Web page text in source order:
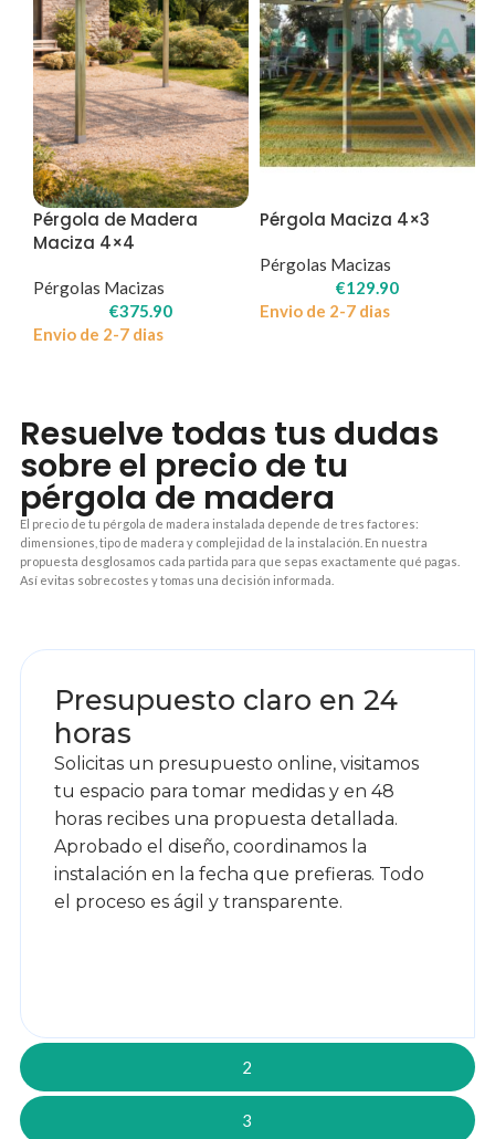
Pérgola de Madera
Maciza 4×4
Pérgolas Macizas
€375.90
Envio de 2-7 dias
Pérgola Maciza 4×3
Pérgolas Macizas
€129.90
Envio de 2-7 dias
Resuelve todas tus dudas
sobre el precio de tu
pérgola de madera
El precio de tu pérgola de madera instalada depende de tres factores:
dimensiones, tipo de madera y complejidad de la instalación. En nuestra
propuesta desglosamos cada partida para que sepas exactamente qué pagas.
Así evitas sobrecostes y tomas una decisión informada.
2
3
Presupuesto claro en 24
horas
Solicitas un presupuesto online, visitamos
tu espacio para tomar medidas y en 48
horas recibes una propuesta detallada.
Aprobado el diseño, coordinamos la
instalación en la fecha que prefieras. Todo
el proceso es ágil y transparente.